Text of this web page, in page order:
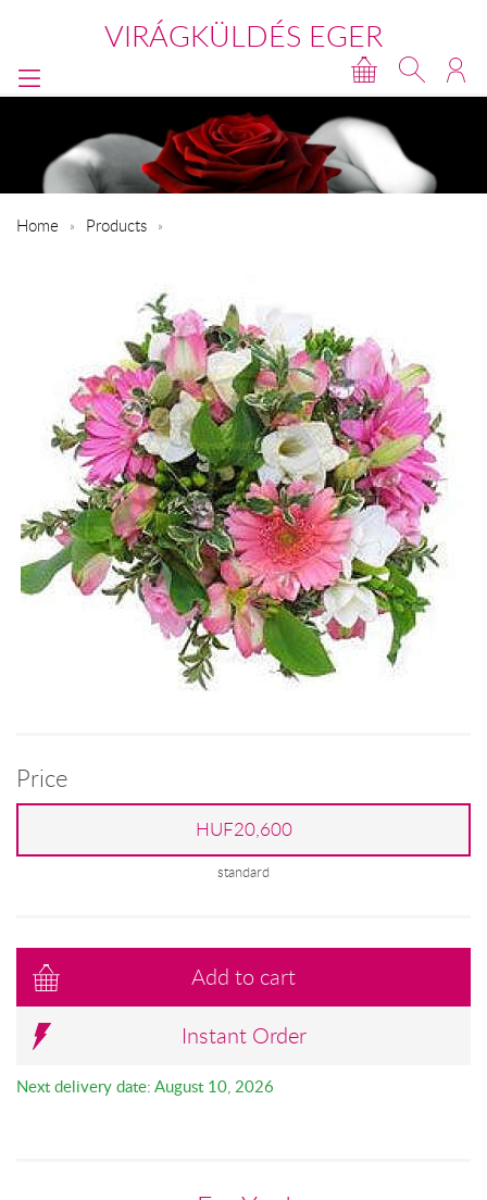
VIRÁGKÜLDÉS EGER
Home Products
Price
HUF20,600
standard
Add to cart
Instant Order
Next delivery date: August 10, 2026